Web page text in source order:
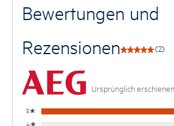
Bewertungen und
Rezensionen
(2)
Ursprünglich
5★
4★